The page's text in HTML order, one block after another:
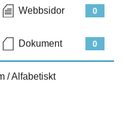
0
Webbsidor
0
Dokument
/Alfabetiskt